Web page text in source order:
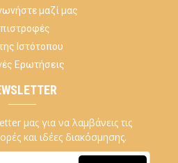
μαζί μας
Ιστότοπου
Ερωτήσεις
μας για να λαμβάνεις τις
και ιδέες διακόσμησης.